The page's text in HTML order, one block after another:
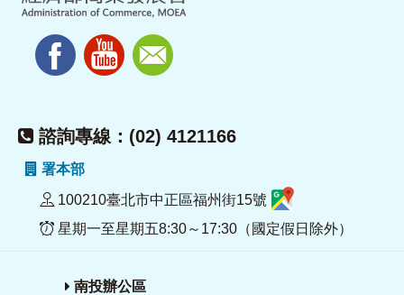
諮詢專線：(02) 4121166
署本部
100210臺北市中正區福州街15號
星期一至星期五8:30～17:30（國定假日除外）
南投辦公區